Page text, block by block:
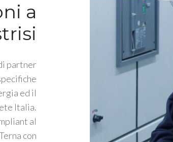
a
partner
ed il
Italia.
al
con